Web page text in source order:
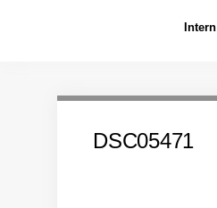
Intern
DSC05471